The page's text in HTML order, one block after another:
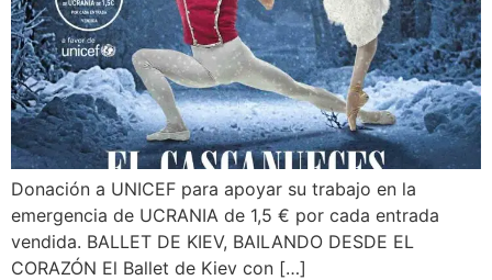
Donación a UNICEF para apoyar su trabajo en la
emergencia de UCRANIA de 1,5 € por cada entrada
vendida. BALLET DE KIEV, BAILANDO DESDE EL
CORAZÓN El Ballet de Kiev con […]